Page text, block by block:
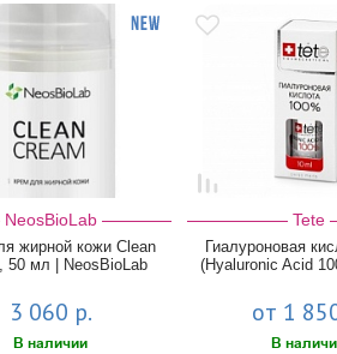
NeosBioLab
жирной кожи Сlean
50 мл | NeosBioLab
3 060 р.
В наличии
Tete
Гиалуроновая
(Hyaluronic Acid
от 1
В